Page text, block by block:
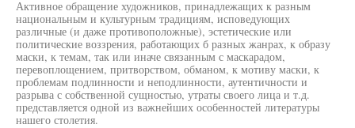
Активное обращение художников, принадлежащих к разным
национальным и культурным традициям, исповедующих
различные (и даже противоположные), эстетические или
политические воззрения, работающих б разных жанрах, к образу
маски, к темам, так или иначе связанным с маскарадом,
перевоплощением, притворством, обманом, к мотиву маски, к
проблемам подлинности и неподлинности, аутентичности и
разрыва с собственной сущностью, утраты своего лица и т.д.
представляется одной из важнейших особенностей литературы
нашего столетия.